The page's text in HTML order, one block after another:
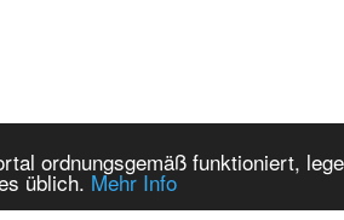
ordnungsgemäß funktioniert,
üblich. Mehr Info